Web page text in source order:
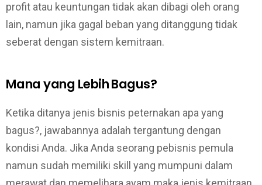
profit atau keuntungan tidak akan dibagi oleh orang
lain, namun jika gagal beban yang ditanggung tidak
seberat dengan sistem kemitraan.
Mana yang Lebih Bagus?
Ketika ditanya jenis bisnis peternakan apa yang
bagus?, jawabannya adalah tergantung dengan
kondisi Anda. Jika Anda seorang pebisnis pemula
namun sudah memiliki skill yang mumpuni dalam